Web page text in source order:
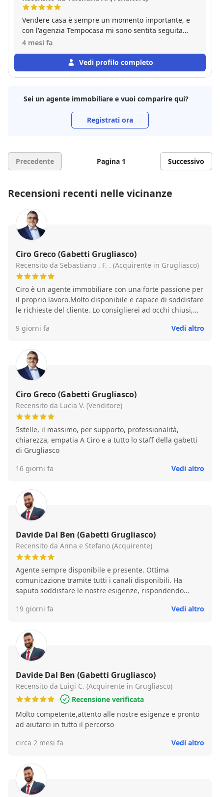
Vendere casa è sempre un momento importante, e
con l'agenzia Tempocasa mi sono sentita seguita
davvero dall’inizio alla fine. Ho trovato persone
dubbio, senza mai farmi sentire “uno dei tanti”. Mi
hanno accompagnato passo dopo passo con grande
cerca non solo competenza, ma anche attenzione e
4 mesi fa
Vedi profilo completo
Sei un agente immobiliare e vuoi comparire qui?
Registrati ora
Precedente Pagina 1 Successivo
Recensioni recenti nelle vicinanze
Ciro Greco (Gabetti Grugliasco)
Recensito da Sebastiano . F. . (Acquirente in Grugliasco)
Ciro è un agente immobiliare con una forte passione per
il proprio lavoro.Molto disponibile e capace di soddisfare
le richieste del cliente. Lo consiglierei ad occhi chiusi,
9 giorni fa
Vedi altro
Ciro Greco (Gabetti Grugliasco)
Recensito da Lucia V. (Venditore)
5stelle, il massimo, per supporto, professionalità,
chiarezza, empatia A Ciro e a tutto lo staff della gabetti
di Grugliasco
16 giorni fa
Vedi altro
Davide Dal Ben (Gabetti Grugliasco)
Recensito da Anna e Stefano (Acquirente)
Agente sempre disponibile e presente. Ottima
comunicazione tramite tutti i canali disponibili. Ha
saputo soddisfare le nostre esigenze, rispondendo
un clima professionale, ma anche cordiale e amichevole.
si sono svolte in maniera semplice e precisa.
19 giorni fa Vedi altro
Davide Dal Ben (Gabetti Grugliasco)
Recensito da Luigi C. (Acquirente in Grugliasco)
Recensione verificata
Molto competente,attento alle nostre esigenze e pronto
ad aiutarci in tutto il percorso
circa 2 mesi fa
Vedi altro